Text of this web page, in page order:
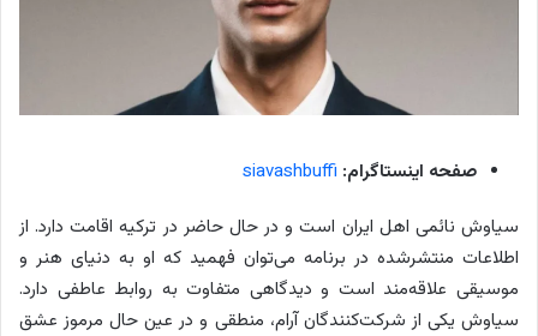
صفحه اینستاگرام: siavashbuffi
سیاوش نائمی اهل ایران است و در حال حاضر در ترکیه اقامت دارد. از
اطلاعات منتشرشده در برنامه می‌توان فهمید که او به دنیای هنر و
موسیقی علاقه‌مند است و دیدگاهی متفاوت به روابط عاطفی دارد.
سیاوش یکی از شرکت‌کنندگان آرام، منطقی و در عین حال مرموز عشق